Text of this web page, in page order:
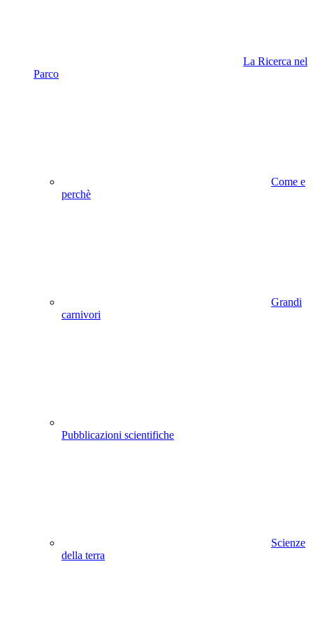
La Ricerca nel
Parco
Come e
perchè
Grandi
carnivori
Pubblicazioni scientifiche
Scienze
della terra